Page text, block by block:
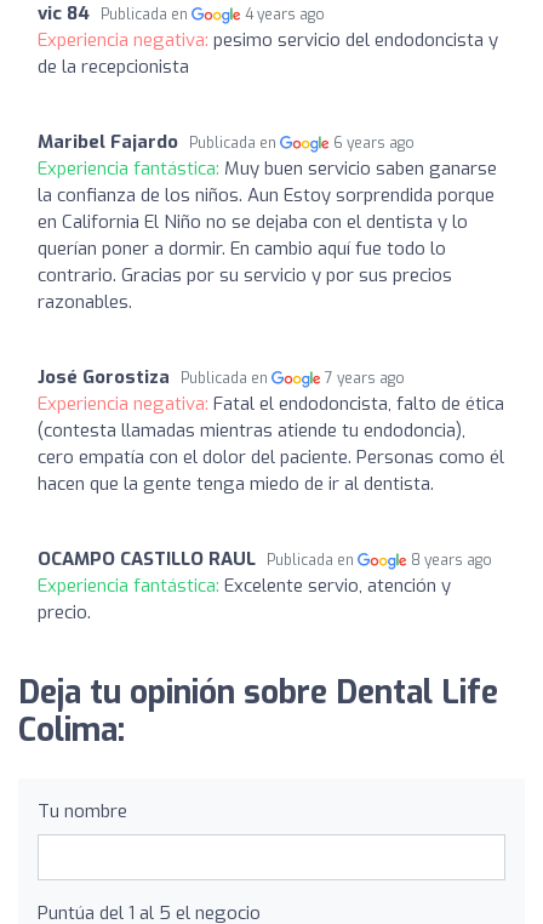
vic 84 Publicada en 4 years ago
Experiencia negativa: pesimo servicio del endodoncista y
de la recepcionista
Maribel Fajardo Publicada en 6 years ago
Experiencia fantástica: Muy buen servicio saben ganarse
la confianza de los niños. Aun Estoy sorprendida porque
en California El Niño no se dejaba con el dentista y lo
querían poner a dormir. En cambio aquí fue todo lo
contrario. Gracias por su servicio y por sus precios
razonables.
José Gorostiza Publicada en 7 years ago
Experiencia negativa: Fatal el endodoncista, falto de ética
(contesta llamadas mientras atiende tu endodoncia),
cero empatía con el dolor del paciente. Personas como él
hacen que la gente tenga miedo de ir al dentista.
OCAMPO CASTILLO RAUL Publicada en 8 years ago
Experiencia fantástica: Excelente servio, atención y
precio.
Deja tu opinión sobre Dental Life
Colima:
Tu nombre
Puntúa del 1 al 5 el negocio